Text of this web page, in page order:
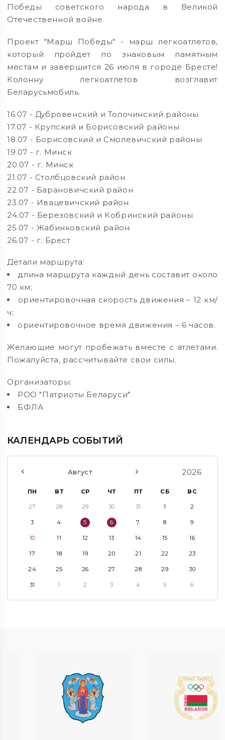
Победы советского народа в Великой
Отечественной войне.
Проект "Марш Победы" - марш легкоатлетов,
который пройдет по знаковым памятным
местам и завершится 26 июля в городе Бресте!
Колонну легкоатлетов возглавит
Беларусьмобиль.
16.07 - Дубровенский и Толочинский районы
17.07 - Крупский и Борисовский районы
18.07 - Борисовский и Смолевичский районы
19.07 - г. Минск
20.07 - г. Минск
21.07 - Столбцовский район
22.07 - Барановичский район
23.07 - Ивацевичский район
24.07 - Березовский и Кобринский районы
25.07 - Жабинковский район
26.07 - г. Брест
Детали маршрута:
длина маршрута каждый день составит около
70 км;
ориентировочная скорость движения – 12 км/
ч;
ориентировочное время движения – 6 часов.
Желающие могут пробежать вместе с атлетами.
Пожалуйста, рассчитывайте свои силы.
Организаторы:
РОО "Патриоты Беларуси"
БФЛА
КАЛЕНДАРЬ СОБЫТИЙ
Август 2026
ПН ВТ СР ЧТ ПТ СБ ВС
27 28 29 30 31 1 2
3 4 5 6 7 8 9
10 11 12 13 14 15 16
17 18 19 20 21 22 23
24 25 26 27 28 29 30
31 1 2 3 4 5 6